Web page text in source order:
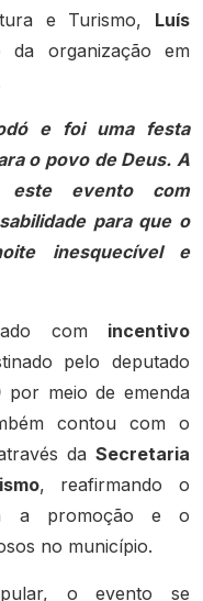
e Turismo, Luís
organização em
e foi uma festa
o povo de Deus. A
este evento com
para que o
inesquecível e
com incentivo
pelo deputado
por meio de emenda
contou com o
daSecretaria
, reafirmando o
a promoção e o
no município.
o evento se